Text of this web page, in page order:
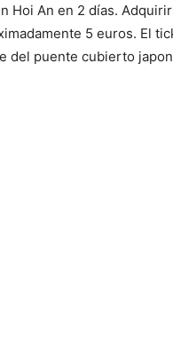
Hoi An en 2 días.
5 euros. El
del puente cubierto